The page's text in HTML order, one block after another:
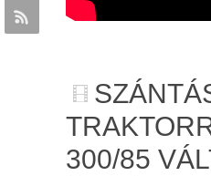
300/85